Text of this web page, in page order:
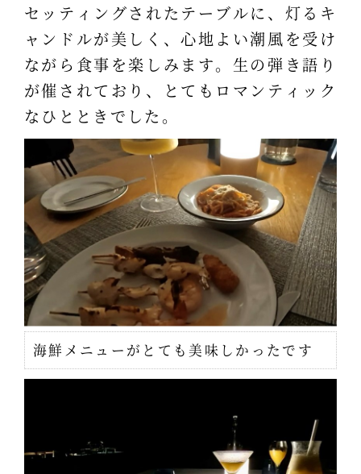
セッティングされたテーブルに、灯るキ
ャンドルが美しく、心地よい潮風を受け
ながら食事を楽しみます。生の弾き語り
が催されており、とてもロマンティック
なひとときでした。
海鮮メニューがとても美味しかったです